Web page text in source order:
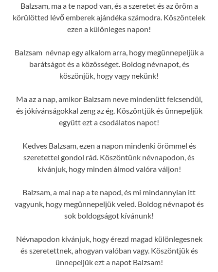
Balzsam, ma a te napod van, és a szeretet és az öröm a
körülötted lévő emberek ajándéka számodra. Köszöntelek
ezen a különleges napon!
Balzsam névnap egy alkalom arra, hogy megünnepeljük a
barátságot és a közösséget. Boldog névnapot, és
köszönjük, hogy vagy nekünk!
Ma az a nap, amikor Balzsam neve mindenütt felcsendül,
és jókívánságokkal zeng az ég. Köszöntjük és ünnepeljük
együtt ezt a csodálatos napot!
Kedves Balzsam, ezen a napon mindenki örömmel és
szeretettel gondol rád. Köszöntünk névnapodon, és
kívánjuk, hogy minden álmod valóra váljon!
Balzsam, a mai nap a te napod, és mi mindannyian itt
vagyunk, hogy megünnepeljük veled. Boldog névnapot és
sok boldogságot kívánunk!
Névnapodon kívánjuk, hogy érezd magad különlegesnek
és szeretettnek, ahogyan valóban vagy. Köszöntjük és
ünnepeljük ezt a napot Balzsam!